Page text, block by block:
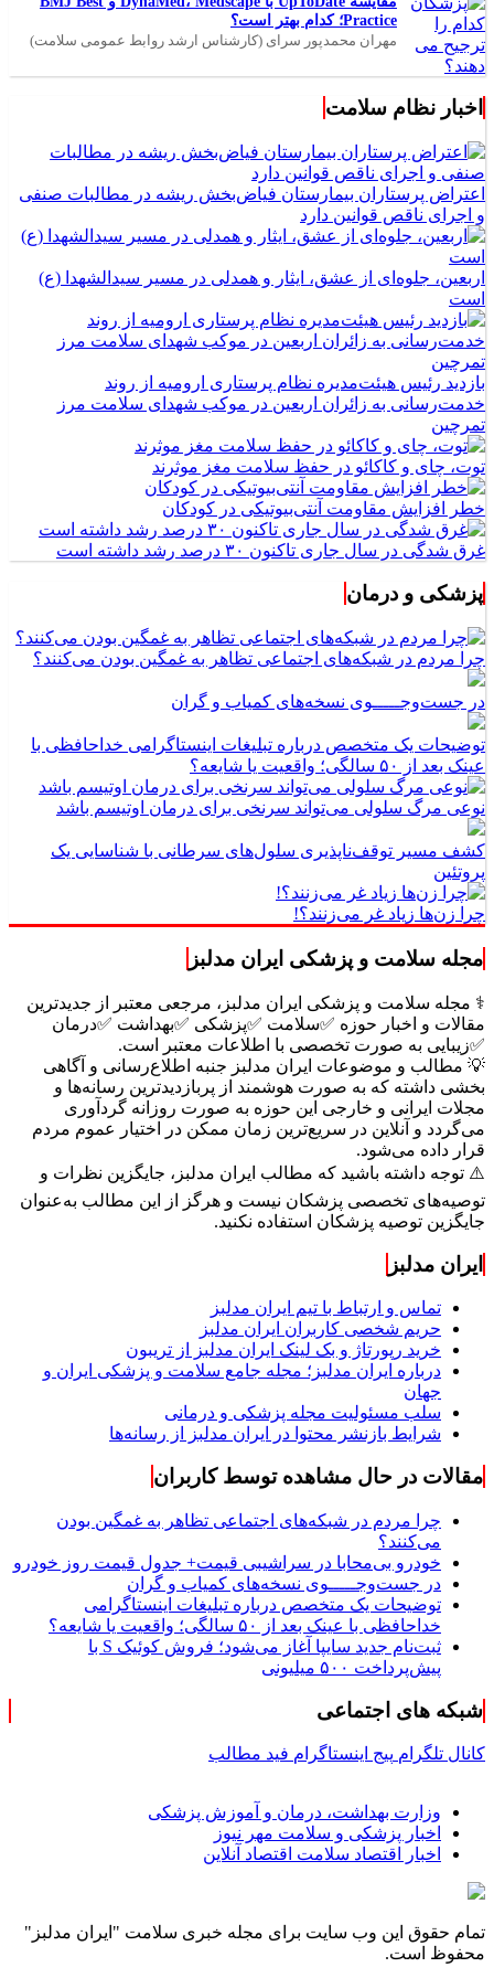
Practice؛ کدام بهتر است؟
مهران محمدپور سرای (کارشناس ارشد روابط عمومی سلامت)
اخبار نظام سلامت
اعتراض پرستاران بیمارستان فیاض‌بخش ریشه در مطالبات صنفی
و اجرای ناقص قوانین دارد
اربعین، جلوه‌ای از عشق، ایثار و همدلی در مسیر سیدالشهدا (ع)
است
بازدید رئیس هیئت‌مدیره نظام پرستاری ارومیه از روند
خدمت‌رسانی به زائران اربعین در موکب شهدای سلامت مرز
تمرچین
توت، چای و کاکائو در حفظ سلامت مغز موثرند
خطر افزایش مقاومت آنتی‌بیوتیکی در کودکان
غرق شدگی در سال جاری تاکنون ۳۰ درصد رشد داشته است
پزشکی و درمان
چرا مردم در شبکه‌های اجتماعی تظاهر به غمگین بودن می‌کنند؟
در جست‌وجـــــوی نسخه‌های کمیاب و گران
توضیحات یک متخصص درباره تبلیغات اینستاگرامی خداحافظی با
عینک بعد از ۵۰ سالگی؛ واقعیت یا شایعه؟
نوعی مرگ سلولی می‌تواند سرنخی برای درمان اوتیسم باشد
کشف مسیر توقف‌ناپذیری سلول‌های سرطانی با شناسایی یک
پروتئین
چرا زن‌ها زیاد غر می‌زنند؟!
مجله سلامت و پزشکی ایران مدلبز
⚕️ مجله سلامت و پزشکی ایران مدلبز، مرجعی معتبر از جدیدترین
مقالات و اخبار حوزه ✅سلامت ✅پزشکی ✅بهداشت ✅درمان
✅زیبایی به صورت تخصصی با اطلاعات معتبر است.
💡 مطالب و موضوعات ایران مدلبز جنبه اطلاع‌رسانی و آگاهی
بخشی داشته که به صورت هوشمند از پربازدیدترین رسانه‌ها و
مجلات ایرانی و خارجی این حوزه به صورت روزانه گردآوری
می‌گردد و آنلاین در سریع‌ترین زمان ممکن در اختیار عموم مردم
قرار داده می‌شود.
⚠️ توجه داشته باشید که مطالب ایران مدلبز، جایگزین نظرات و
توصیه‌های تخصصی پزشکان نیست و هرگز از این مطالب به‌عنوان
جایگزین توصیه پزشکان استفاده نکنید.
ایران مدلبز
تماس و ارتباط با تیم ایران مدلبز
حریم شخصی کاربران ایران مدلبز
خرید رپورتاژ و بک لینک ایران مدلبز از تریبون
درباره ایران مدلبز؛ مجله جامع سلامت و پزشکی ایران و
جهان
سلب مسئولیت مجله پزشکی و درمانی
شرایط بازنشر محتوا در ایران مدلبز از رسانه‌ها
مقالات در حال مشاهده توسط کاربران
چرا مردم در شبکه‌های اجتماعی تظاهر به غمگین بودن
می‌کنند؟
خودرو بی‌محابا در سراشیبی قیمت+ جدول قیمت روز خودرو
در جست‌وجـــــوی نسخه‌های کمیاب و گران
توضیحات یک متخصص درباره تبلیغات اینستاگرامی
خداحافظی با عینک بعد از ۵۰ سالگی؛ واقعیت یا شایعه؟
ثبت‌نام جدید سایپا آغاز می‌شود؛ فروش کوئیک S با
پیش‌پرداخت ۵۰۰ میلیونی
شبکه های اجتماعی
کانال تلگرام پیج اینستاگرام فید مطالب
وزارت بهداشت، درمان و آموزش پزشکی
اخبار پزشکی و سلامت مهر نیوز
اخبار اقتصاد سلامت اقتصاد آنلاین
تمام حقوق این وب سایت برای مجله خبری سلامت "ایران مدلبز"
محفوظ است.